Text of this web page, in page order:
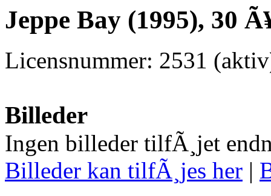
Jeppe Bay (1995), 30
Licensnummer: 2531
Billeder
Ingen billeder tilfÃ¸jet
Billeder kan tilfÃ¸jes her |